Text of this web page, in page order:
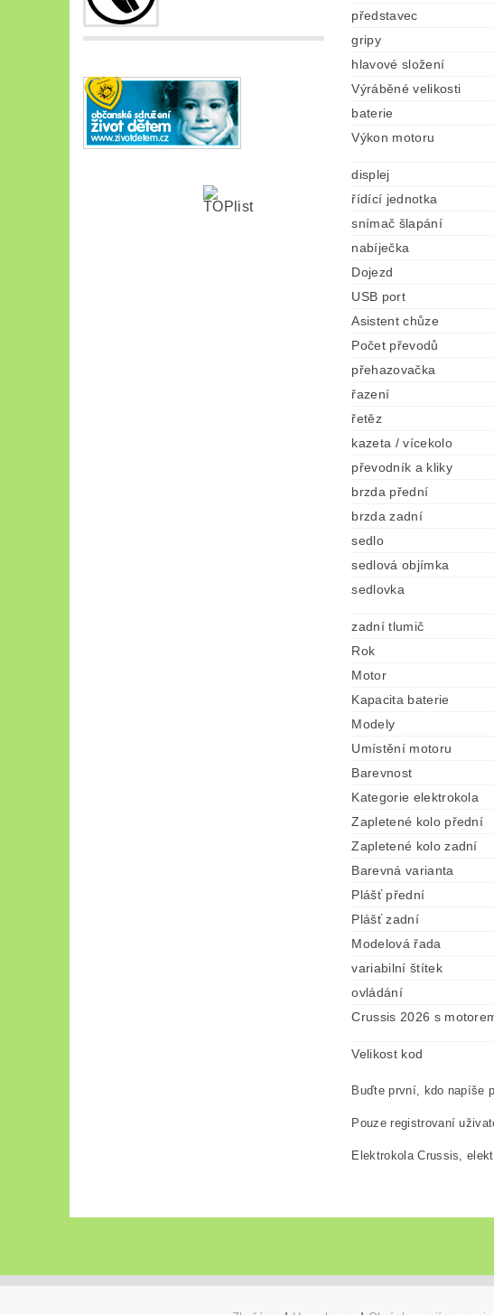
představec
gripy
hlavové složení
Výráběné velikosti
baterie
Výkon motoru
displej
řídící jednotka
snímač šlapání
nabíječka
Dojezd
USB port
Asistent chůze
Počet převodů
přehazovačka
řazení
řetěz
kazeta / vícekolo
převodník a kliky
brzda přední
brzda zadní
sedlo
sedlová objímka
sedlovka
zadní tlumič
Rok
Motor
Kapacita baterie
Modely
Umístění motoru
Barevnost
Kategorie elektrokola
Zapletené kolo přední
Zapletené kolo zadní
Barevná varianta
Plášť přední
Plášť zadní
Modelová řada
variabilní štítek
ovládání
Crussis 2026 s
Velikost kod
Buďte první, kdo napíše
Pouze registrovaní
Elektrokola Crussis,